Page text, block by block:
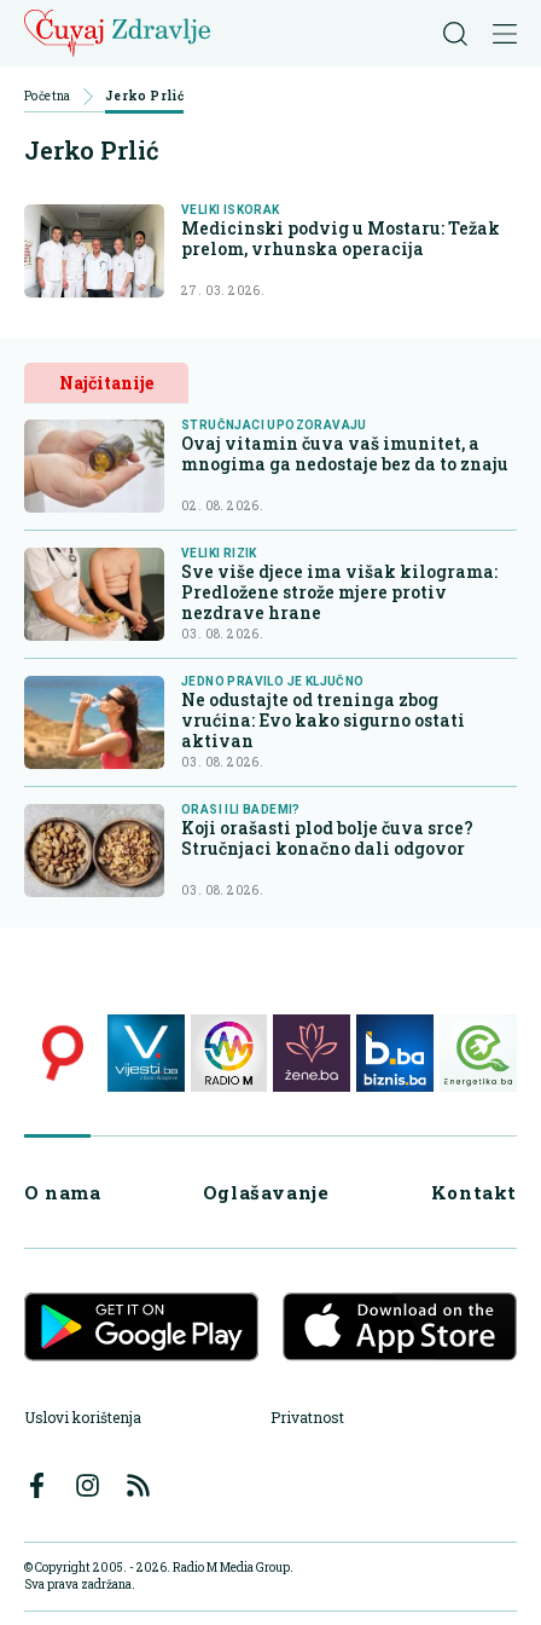
Početna Jerko Prlić
Jerko Prlić
VELIKI ISKORAK
Medicinski podvig u Mostaru: Težak
prelom, vrhunska operacija
27. 03. 2026.
Najčitanije
STRUČNJACI UPOZORAVAJU
Ovaj vitamin čuva vaš imunitet, a
mnogima ga nedostaje bez da to znaju
02. 08. 2026.
VELIKI RIZIK
Sve više djece ima višak kilograma:
Predložene strože mjere protiv
nezdrave hrane
03. 08. 2026.
JEDNO PRAVILO JE KLJUČNO
Ne odustajte od treninga zbog
vrućina: Evo kako sigurno ostati
aktivan
03. 08. 2026.
ORASI ILI BADEMI?
Koji orašasti plod bolje čuva srce?
Stručnjaci konačno dali odgovor
03. 08. 2026.
O nama Oglašavanje Kontakt
Uslovi korištenja Privatnost
© Copyright 2005. - 2026. Radio M Media Group.
Sva prava zadržana.